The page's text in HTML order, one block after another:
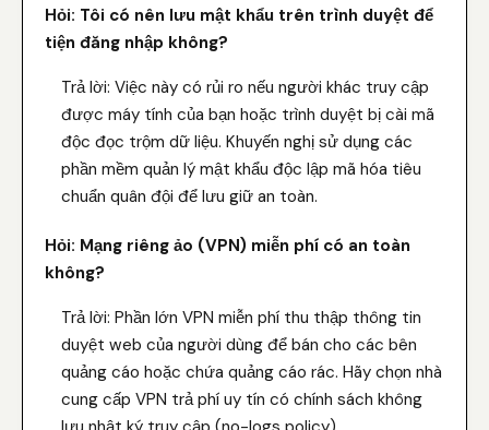
Hỏi: Tôi có nên lưu mật khẩu trên trình duyệt để
tiện đăng nhập không?
Trả lời: Việc này có rủi ro nếu người khác truy cập
được máy tính của bạn hoặc trình duyệt bị cài mã
độc đọc trộm dữ liệu. Khuyến nghị sử dụng các
phần mềm quản lý mật khẩu độc lập mã hóa tiêu
chuẩn quân đội để lưu giữ an toàn.
Hỏi: Mạng riêng ảo (VPN) miễn phí có an toàn
không?
Trả lời: Phần lớn VPN miễn phí thu thập thông tin
duyệt web của người dùng để bán cho các bên
quảng cáo hoặc chứa quảng cáo rác. Hãy chọn nhà
cung cấp VPN trả phí uy tín có chính sách không